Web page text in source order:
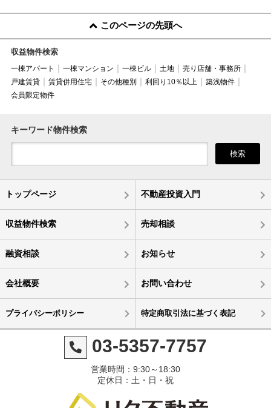
このページの先頭へ
収益物件検索
一棟アパート 一棟マンション 一棟ビル 土地
売り店舗・事務所
戸建賃貸
賃貸併用住宅 その他種別 利回り10％以上
築浅物件
会員限定物件
キーワード物件検索
検索
トップページ 不動産投資入門
収益物件検索 売却相談
融資相談 お知らせ
会社概要 お問い合わせ
プライバシーポリシー 特定商取引法に基づく表記
03-5357-7757
営業時間：9:30～18:30
定休日：土・日・祝